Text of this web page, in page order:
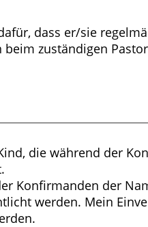
dass er/sie
zuständigen
die während der
Konfirmanden der
werden. Mein